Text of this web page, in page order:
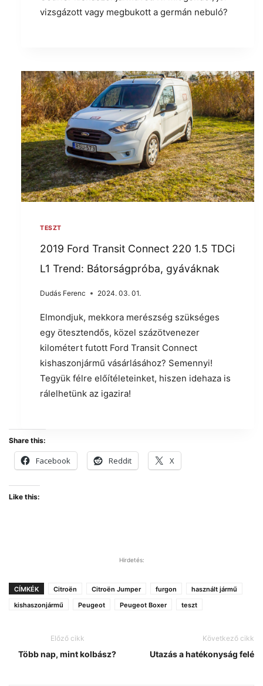
vizsgázott vagy megbukott a germán nebuló?
TESZT
2019 Ford Transit Connect 220 1.5 TDCi
L1 Trend: Bátorságpróba, gyáváknak
Dudás Ferenc 2024. 03. 01.
Elmondjuk, mekkora merészség szükséges
egy ötesztendős, közel százötvenezer
kilométert futott Ford Transit Connect
kishaszonjármű vásárlásához? Semennyi!
Tegyük félre előítéleteinket, hiszen idehaza is
rálelhetünk az igazira!
Share this:
Facebook Reddit X
Like this:
Hirdetés:
CÍMKÉK Citroën Citroën Jumper furgon
használt jármű
kishaszonjármű
Peugeot Peugeot Boxer teszt
Előző cikk
Több nap, mint kolbász?
Következő cikk
Utazás a hatékonyság felé